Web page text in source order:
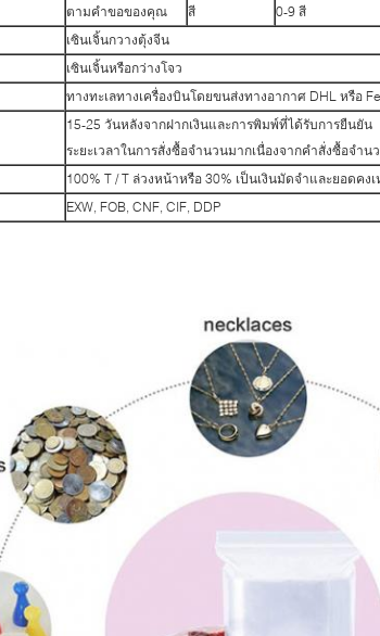
ตามคำขอของคุณ สี
0-9 สี
เซินเจิ้นกวางตุ้งจีน
เซินเจิ้นหรือกว่างโจว
ทางทะเลทางเครื่องบินโดยขนส่งทางอากาศ DHL หรือ
15-25 วันหลังจากฝากเงินและการพิมพ์ที่ได้รับการยืนยัน
ระยะเวลาในการสั่งซื้อจำนวนมากเนื่องจากคำสั่งซื้อจำ
100% T / T ล่วงหน้าหรือ 30% เป็นเงินมัดจำและยอดคง
EXW, FOB, CNF, CIF, DDP